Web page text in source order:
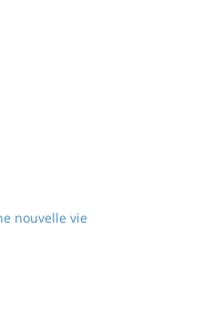
nouvelle vie